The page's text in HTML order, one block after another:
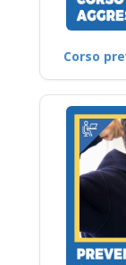
Corso